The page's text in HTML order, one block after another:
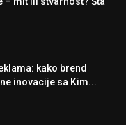
kako brend
inovacije sa Kim...